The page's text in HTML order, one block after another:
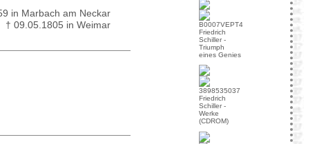
in Marbach am Neckar
† 09.05.1805 in Weimar
Friedrich
Schiller -
Triumph
eines Genies
Friedrich
Schiller -
Werke
(CDROM)